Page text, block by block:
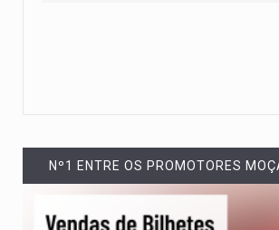
Nº1 ENTRE OS PROMOTORES